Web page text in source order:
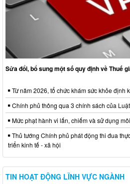
Sửa đổi, bổ sung một số quy định về Thuế
Từ năm 2026, tổ chức khám sức khỏe định
Chính phủ thông qua 3 chính sách của
Mức phạt hành vi lấn, chiếm và sử dụng
Thủ tướng Chính phủ phát động thi đua
triển kinh tế - xã hội
TIN HOẠT ĐỘNG LĨNH VỰC NGÀNH